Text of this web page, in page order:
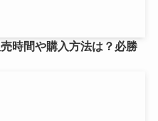
時間や購入方法は？必勝